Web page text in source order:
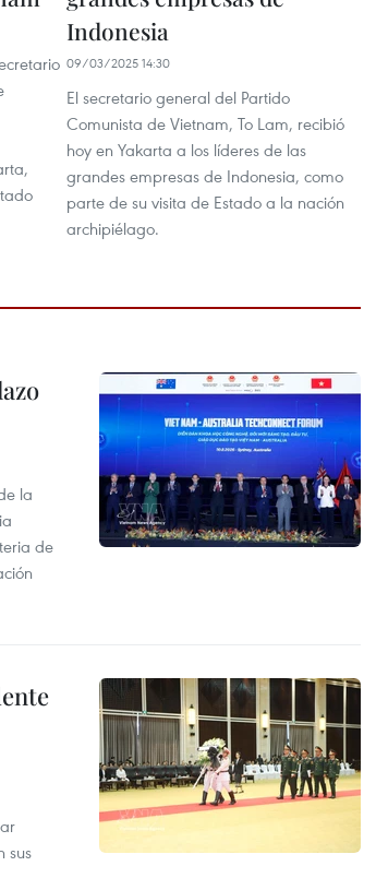
Indonesia
09/03/2025 14:30
El secretario general del Partido
Comunista de Vietnam, To Lam, recibió
hoy en Yakarta a los líderes de las
grandes empresas de Indonesia, como
parte de su visita de Estado a la nación
archipiélago.
la
de
sus